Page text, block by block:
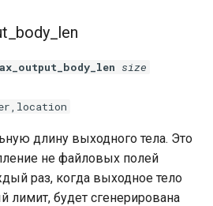
size
длину выходного тела. Это
не файловых полей
раз, когда выходное тело
лимит, будет сгенерирована